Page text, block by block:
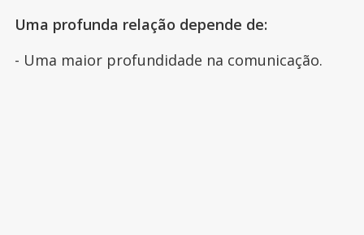
Uma profunda relação depende de:
- Uma maior profundidade na comunicação.